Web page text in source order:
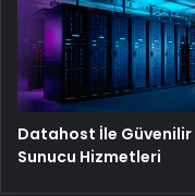
Datahost İle Güvenilir
Sunucu Hizmetleri